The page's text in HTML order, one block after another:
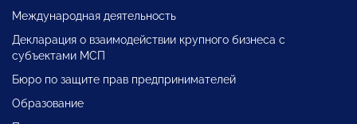
Международная деятельность
Декларация о взаимодействии крупного бизнеса с
субъектами МСП
Бюро по защите прав предпринимателей
Образование